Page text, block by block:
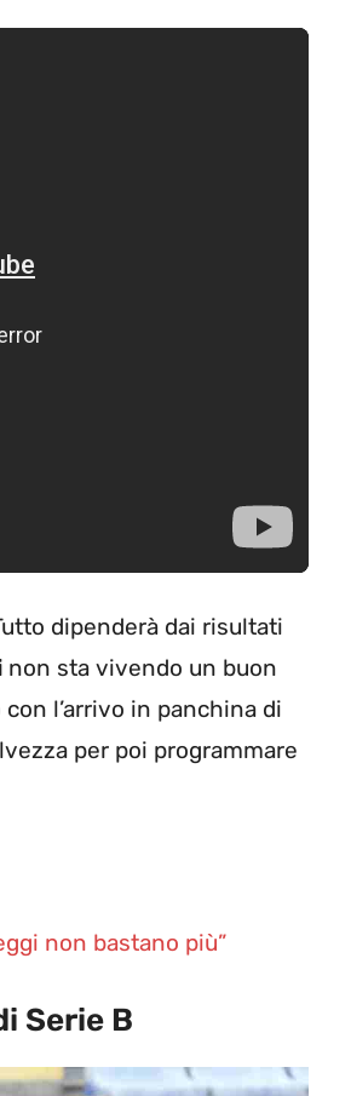
dipenderà dai risultati
non sta vivendo un buon
l’arrivo in panchina di
per poi programmare
non bastano più”
Serie B